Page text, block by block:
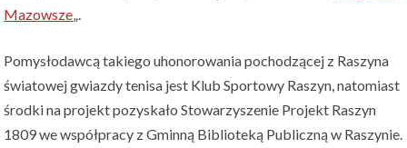
Mazowsze„.
Pomysłodawcą takiego uhonorowania pochodzącej z Raszyna
światowej gwiazdy tenisa jest Klub Sportowy Raszyn, natomiast
środki na projekt pozyskało Stowarzyszenie Projekt Raszyn
1809 we współpracy z Gminną Biblioteką Publiczną w Raszynie.